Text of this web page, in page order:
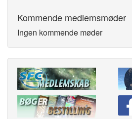
Kommende medlemsmøder
Ingen kommende møder